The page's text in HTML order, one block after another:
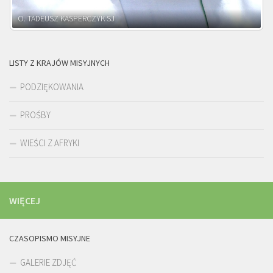
O. ADNRZEJ LEŚNIARA SJ
LISTY Z KRAJÓW MISYJNYCH
PODZIĘKOWANIA
PROŚBY
WIEŚCI Z AFRYKI
WIĘCEJ
CZASOPISMO MISYJNE
GALERIE ZDJĘĆ